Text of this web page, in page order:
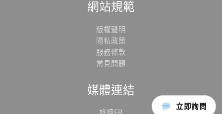
立即詢問
網站規範
版權聲明
隱私政策
服務條款
常見問題
媒體連結